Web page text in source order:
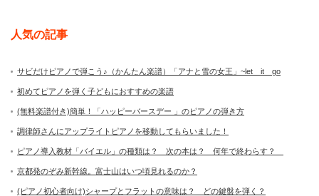
人気の記事
サビだけピアノで弾こう♪（かんたん楽譜）「アナと雪の女王」~let it go
初めてピアノを弾く子どもにおすすめの楽譜
(無料楽譜付き)簡単！「ハッピーバースデー 」のピアノの弾き方
調律師さんにアップライトピアノを移動してもらいました！
ピアノ導入教材「バイエル」の種類は？ 次の本は？ 何年で終わらす？
京都発のぞみ新幹線。富士山はいつ頃見れるのか？
(ピアノ初心者向け)シャープとフラットの意味は？ どの鍵盤を弾く？